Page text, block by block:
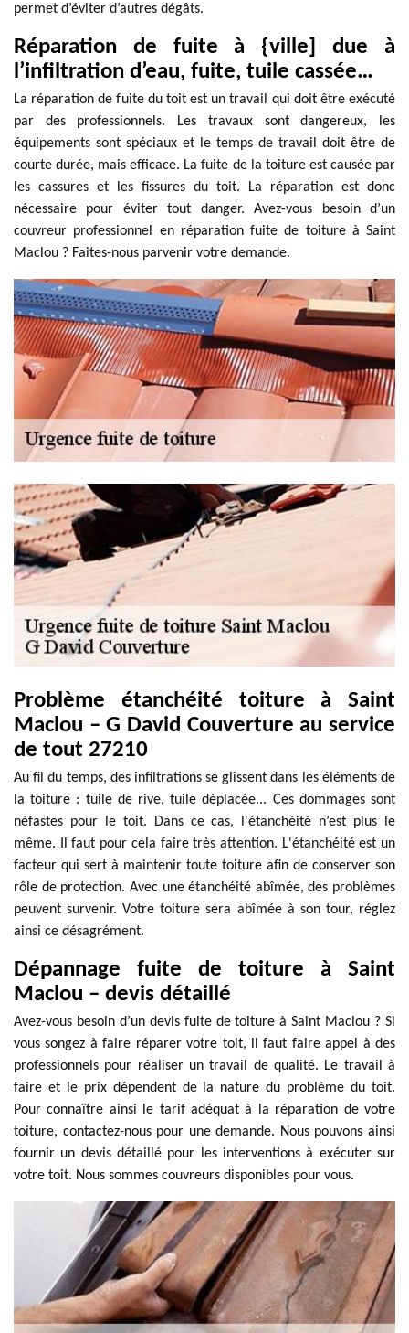
permet d’éviter d’autres dégâts.
Réparation de fuite à {ville] due à
l’infiltration d’eau, fuite, tuile cassée…
La réparation de fuite du toit est un travail qui doit être exécuté
par des professionnels. Les travaux sont dangereux, les
équipements sont spéciaux et le temps de travail doit être de
courte durée, mais efficace. La fuite de la toiture est causée par
les cassures et les fissures du toit. La réparation est donc
nécessaire pour éviter tout danger. Avez-vous besoin d’un
couvreur professionnel en réparation fuite de toiture à Saint
Maclou ? Faites-nous parvenir votre demande.
Problème étanchéité toiture à Saint
Maclou – G David Couverture au service
de tout 27210
Au fil du temps, des infiltrations se glissent dans les éléments de
la toiture : tuile de rive, tuile déplacée... Ces dommages sont
néfastes pour le toit. Dans ce cas, l'étanchéité n’est plus le
même. Il faut pour cela faire très attention. L'étanchéité est un
facteur qui sert à maintenir toute toiture afin de conserver son
rôle de protection. Avec une étanchéité abîmée, des problèmes
peuvent survenir. Votre toiture sera abîmée à son tour, réglez
ainsi ce désagrément.
Dépannage fuite de toiture à Saint
Maclou – devis détaillé
Avez-vous besoin d’un devis fuite de toiture à Saint Maclou ? Si
vous songez à faire réparer votre toit, il faut faire appel à des
professionnels pour réaliser un travail de qualité. Le travail à
faire et le prix dépendent de la nature du problème du toit.
Pour connaître ainsi le tarif adéquat à la réparation de votre
toiture, contactez-nous pour une demande. Nous pouvons ainsi
fournir un devis détaillé pour les interventions à exécuter sur
votre toit. Nous sommes couvreurs disponibles pour vous.